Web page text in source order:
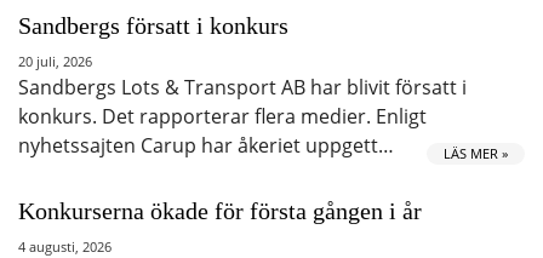
Sandbergs försatt i konkurs
20 juli, 2026
Sandbergs Lots & Transport AB har blivit försatt i
konkurs. Det rapporterar flera medier. Enligt
nyhetssajten Carup har åkeriet uppgett…
LÄS MER »
Konkurserna ökade för första gången i år
4 augusti, 2026